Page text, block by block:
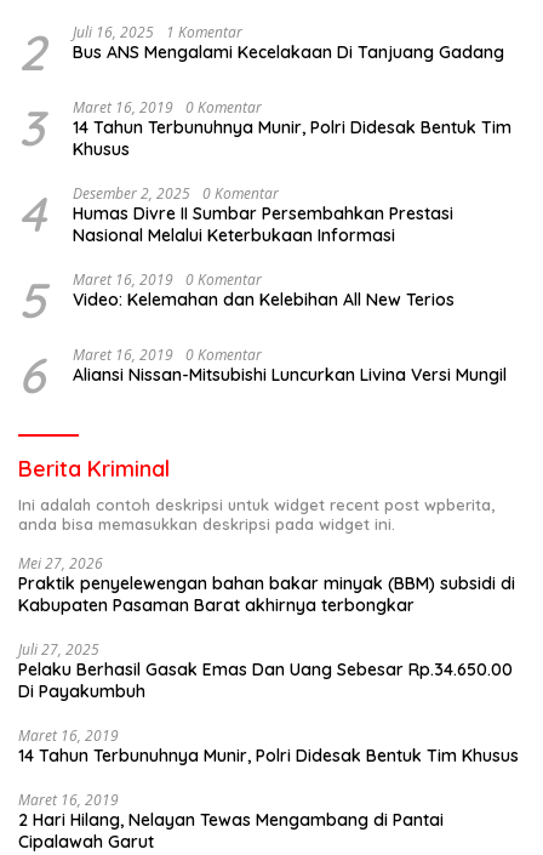
2 Juli 16, 2025 1 Komentar
Bus ANS Mengalami Kecelakaan Di Tanjuang Gadang
3 Maret 16, 2019 0 Komentar
14 Tahun Terbunuhnya Munir, Polri Didesak Bentuk Tim
Khusus
4 Desember 2, 2025 0 Komentar
Humas Divre II Sumbar Persembahkan Prestasi
Nasional Melalui Keterbukaan Informasi
5 Maret 16, 2019 0 Komentar
Video: Kelemahan dan Kelebihan All New Terios
6 Maret 16, 2019 0 Komentar
Aliansi Nissan-Mitsubishi Luncurkan Livina Versi Mungil
Berita Kriminal
Ini adalah contoh deskripsi untuk widget recent post wpberita,
anda bisa memasukkan deskripsi pada widget ini.
Mei 27, 2026
Praktik penyelewengan bahan bakar minyak (BBM) subsidi di
Kabupaten Pasaman Barat akhirnya terbongkar
Juli 27, 2025
Pelaku Berhasil Gasak Emas Dan Uang Sebesar Rp.34.650.00
Di Payakumbuh
Maret 16, 2019
14 Tahun Terbunuhnya Munir, Polri Didesak Bentuk Tim Khusus
Maret 16, 2019
2 Hari Hilang, Nelayan Tewas Mengambang di Pantai
Cipalawah Garut